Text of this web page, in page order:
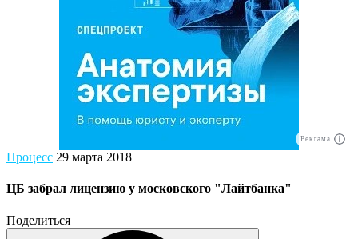
Реклама
Процесс 29 марта 2018
ЦБ забрал лицензию у московского "Лайтбанка"
Поделиться